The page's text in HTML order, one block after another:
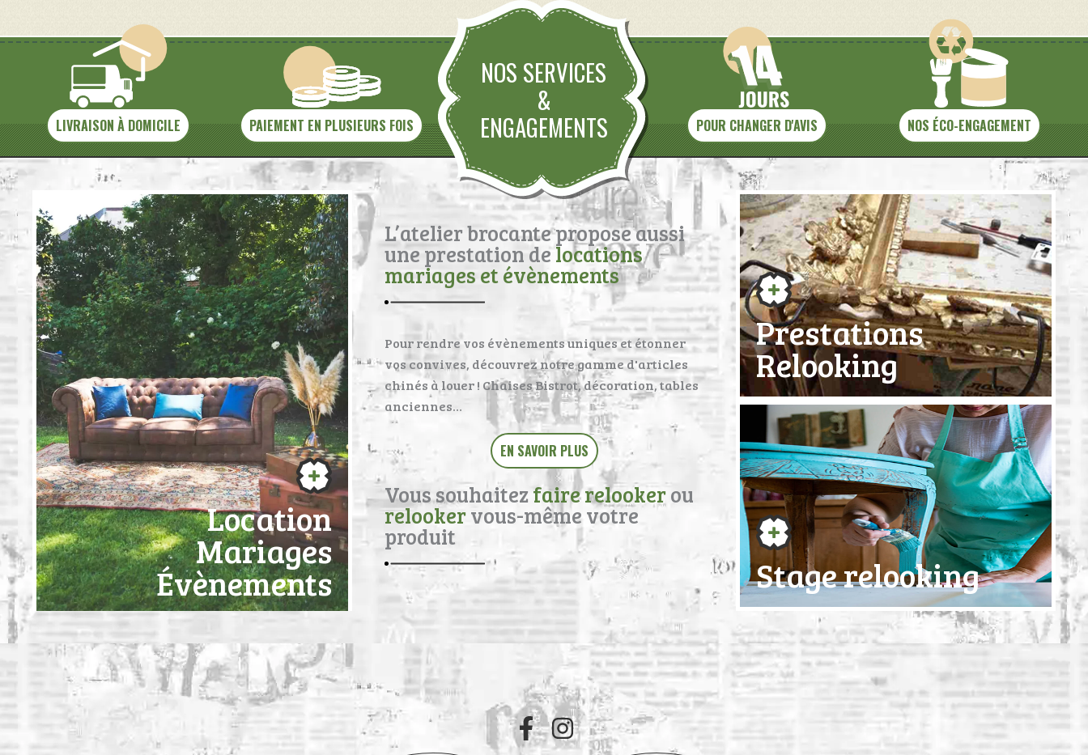
LIVRAISON À DOMICILE PAIEMENT EN PLUSIEURS FOIS
NOS SERVICES
&
ENGAGEMENTS
POUR CHANGER D'AVIS NOS ÉCO-ENGAGEMENT
Location
Mariages
Évènements
L’atelier brocante propose aussi
une prestation delocations
mariages et évènements
Pour rendre vos évènements uniques et étonner
vos convives, découvrez notre gamme d'articles
chinés à louer ! Chaises Bistrot, décoration, tables
anciennes…
EN SAVOIR PLUS
Vous souhaitez faire relookerou
relookervous-même votre
produit
Prestations
Relooking
Stage relooking